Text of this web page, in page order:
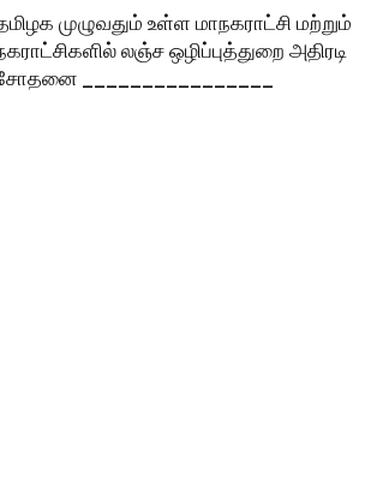
முழுவதும் உள்ள மாநகராட்சி மற்றும்
லஞ்ச ஒழிப்புத்துறை அதிரடி
________________